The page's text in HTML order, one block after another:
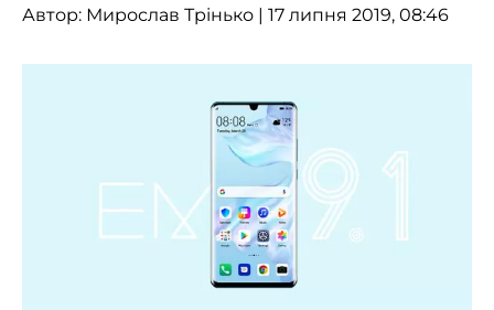
Автор: Мирослав Трінько | 17 липня 2019, 08:46